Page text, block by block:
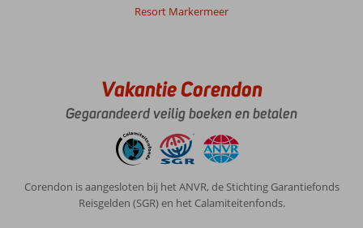
Resort Markermeer
Vakantie Corendon
Gegarandeerd veilig boeken en betalen
Corendon is aangesloten bij het ANVR, de Stichting Garantiefonds
Reisgelden (SGR) en het Calamiteitenfonds.